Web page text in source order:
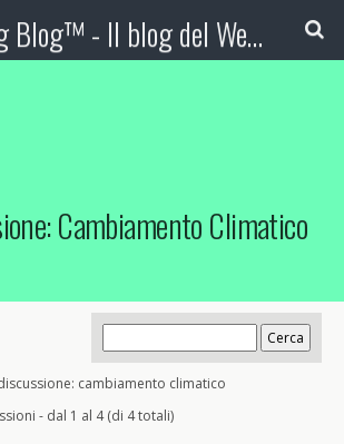
Booking Blog™ - Il blog del Web Marketing Turistico
Cambiamento Climatico
cambiamento climatico
- dal 1 al 4 (di 4 totali)